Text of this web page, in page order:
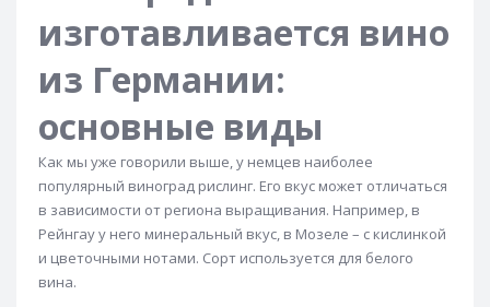
изготавливается вино
из Германии:
основные виды
Как мы уже говорили выше, у немцев наиболее
популярный виноград рислинг. Его вкус может отличаться
в зависимости от региона выращивания. Например, в
Рейнгау у него минеральный вкус, в Мозеле – с кислинкой
и цветочными нотами. Сорт используется для белого
вина.